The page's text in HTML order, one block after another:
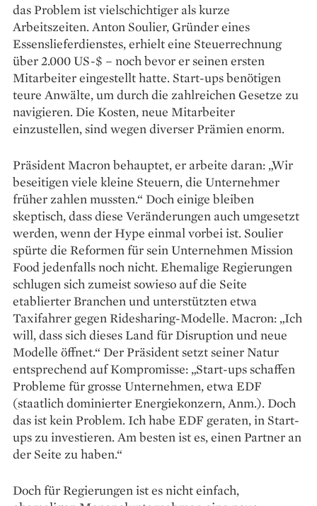
das Problem ist vielschichtiger als kurze
Arbeitszeiten. Anton Soulier, Gründer eines
Essenslieferdienstes, erhielt eine Steuerrechnung
über 2.000 US-$ – noch bevor er seinen ersten
Mitarbeiter eingestellt hatte. Start-ups benötigen
teure Anwälte, um durch die zahlreichen Gesetze zu
navigieren. Die Kosten, neue Mitarbeiter
einzustellen, sind wegen diverser Prämien enorm.
Präsident Macron behauptet, er arbeite daran: „Wir
beseitigen viele kleine Steuern, die Unternehmer
früher zahlen mussten.“ Doch einige bleiben
skeptisch, dass diese Veränderungen auch umgesetzt
werden, wenn der Hype einmal vorbei ist. Soulier
spürte die Reformen für sein Unternehmen Mission
Food jedenfalls noch nicht. Ehemalige Regierungen
schlugen sich zumeist sowieso auf die Seite
etablierter Branchen und unterstützten etwa
Taxifahrer gegen Ridesharing-Modelle. Macron: „Ich
will, dass sich dieses Land für Disruption und neue
Modelle öffnet.“ Der Präsident setzt seiner Natur
entsprechend auf Kompromisse: „Start-ups schaffen
Probleme für grosse Unternehmen, etwa EDF
(staatlich dominierter Energiekonzern, Anm.). Doch
das ist kein Problem. Ich habe EDF geraten, in Start-
ups zu investieren. Am besten ist es, einen Partner an
der Seite zu haben.“
Doch für Regierungen ist es nicht einfach,